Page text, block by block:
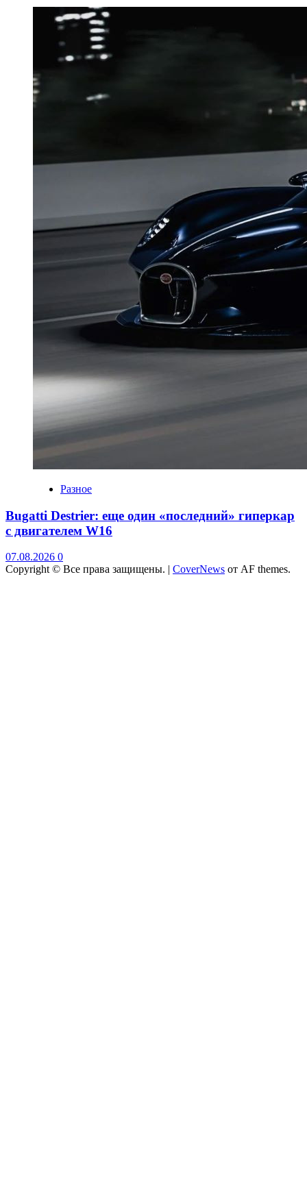
Разное
Bugatti Destrier: еще один «последний» гиперкар
с двигателем W16
07.08.2026 0
Copyright © Все права защищены. | CoverNews от AF themes.